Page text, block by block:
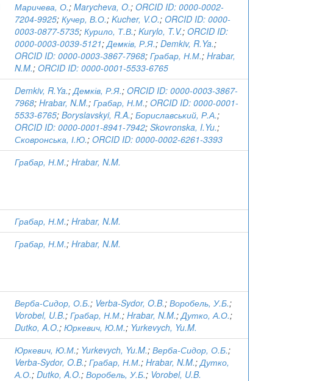
Маричева, О.; Marycheva, O.; ORCID ID: 0000-0002-
7204-9925; Кучер, В.О.; Kucher, V.O.; ORCID ID: 0000-
0003-0877-5735; Курило, Т.В.; Kurylo, T.V.; ORCID ID:
0000-0003-0039-5121;Демків, Р.Я.; Demkiv, R.Ya.;
ORCID ID: 0000-0003-3867-7968; Грабар, Н.М.; Hrabar,
N.M.; ORCID ID: 0000-0001-5533-6765
Demkiv, R.Ya.;Демків, Р.Я.; ORCID ID: 0000-0003-3867-
7968; Hrabar, N.M.; Грабар, Н.М.; ORCID ID: 0000-0001-
5533-6765; Boryslavskyi, R.A.; Бориславський, Р.А.;
ORCID ID: 0000-0001-8941-7942; Skovronska, I.Yu.;
Сковронська, І.Ю.; ORCID ID: 0000-0002-6261-3393
Грабар, Н.М.; Hrabar, N.M.
Грабар, Н.М.; Hrabar, N.M.
Грабар, Н.М.; Hrabar, N.M.
Верба-Сидор, О.Б.; Verba-Sydor, O.B.; Воробель, У.Б.;
Vorobel, U.B.; Грабар, Н.М.; Hrabar, N.M.;Дутко, А.О.;
Dutko, A.O.; Юркевич, Ю.М.; Yurkevych, Yu.M.
Юркевич, Ю.М.; Yurkevych, Yu.M.; Верба-Сидор, О.Б.;
Verba-Sydor, O.B.; Грабар, Н.М.; Hrabar, N.M.;Дутко,
А.О.; Dutko, A.O.; Воробель, У.Б.; Vorobel, U.B.